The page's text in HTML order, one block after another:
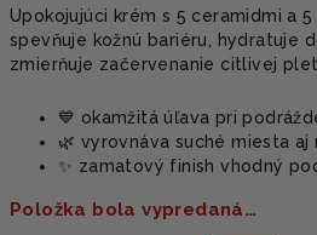
Upokojujúci krém s 5 ceramidmi a
spevňuje kožnú bariéru, hydratuje
zmierňuje začervenanie citlivej
💙 okamžitá úľava pri
🌿 vyrovnáva suché miesta
✨ zamatový finish vhodný
Položka bola vypredaná…